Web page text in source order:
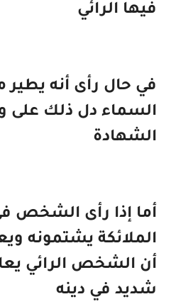
فيها الرائي
في حال رأى أنه يطير
السماء دل ذلك على
الشهادة
أما إذا رأى الشخص
الملائكة يشتمونه
أن الشخص الرائي
شديد في دينه